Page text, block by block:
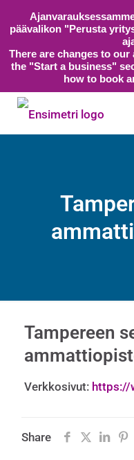
Tampereen
Verkkosivut:
Share
päävalikon "Perusta
There are changes to
the "Start a business"
how to book